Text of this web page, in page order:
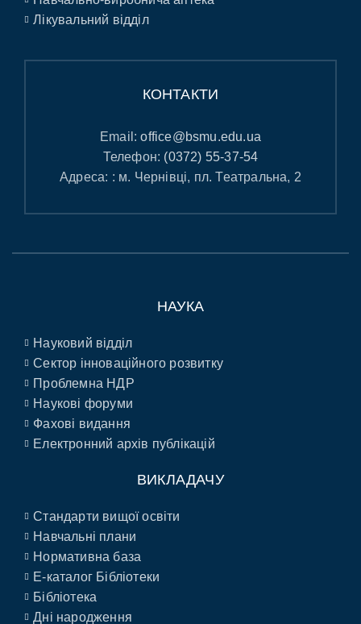
Лікувальний відділ
КОНТАКТИ
Email:office@bsmu.edu.ua
Телефон: (0372) 55-37-54
Адреса: : м. Чернівці, пл. Театральна, 2
НАУКА
Науковий відділ
Сектор інноваційного розвитку
Проблемна НДР
Наукові форуми
Фахові видання
Електронний архів публікацій
ВИКЛАДАЧУ
Стандарти вищої освіти
Навчальні плани
Нормативна база
E-каталог Бібліотеки
Бібліотека
Дні народження